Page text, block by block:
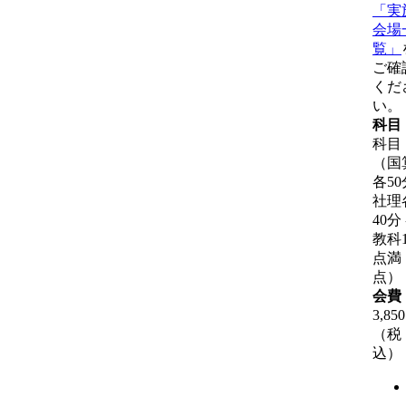
「
会場
覧」
ご確
くだ
い。
科目
科目
（
各50
社理
40分
教科
点満
点）
会費
（税
込）